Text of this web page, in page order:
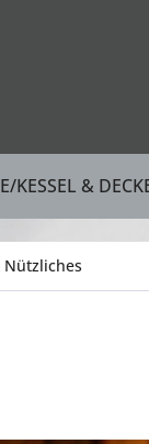
KESSEL &
Nützliches